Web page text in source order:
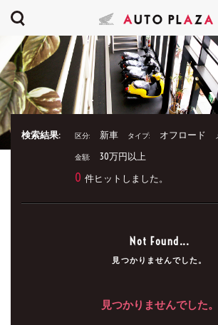
検索結果: 区分: 新車 タイプ: オフロード
金額: 30万円以上
0 件ヒットしました。
Not Found...
見つかりませんでした。
見つかりませんでした。